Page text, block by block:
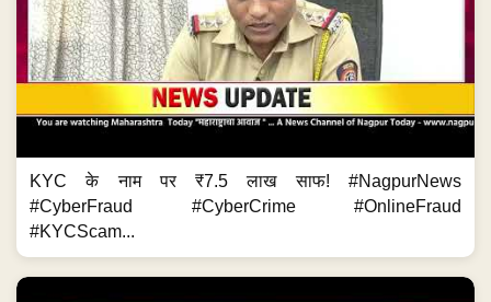
KYC के नाम पर ₹7.5 लाख साफ! #NagpurNews
#CyberFraud #CyberCrime #OnlineFraud
#KYCScam...